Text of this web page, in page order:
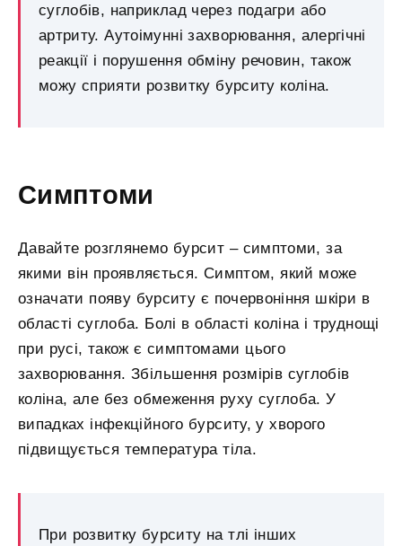
суглобів, наприклад через подагри або
артриту. Аутоімунні захворювання, алергічні
реакції і порушення обміну речовин, також
можу сприяти розвитку бурситу коліна.
Симптоми
Давайте розглянемо бурсит – симптоми, за
якими він проявляється. Симптом, який може
означати появу бурситу є почервоніння шкіри в
області суглоба. Болі в області коліна і труднощі
при русі, також є симптомами цього
захворювання. Збільшення розмірів суглобів
коліна, але без обмеження руху суглоба. У
випадках інфекційного бурситу, у хворого
підвищується температура тіла.
При розвитку бурситу на тлі інших